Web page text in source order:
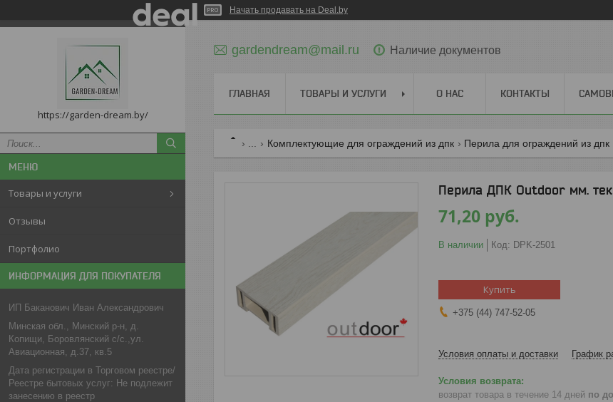
Начать продавать на Deal.by
https://garden-dream.by/
Товары и услуги
Отзывы
Портфолио
ИНФОРМАЦИЯ ДЛЯ ПОКУПАТЕЛЯ
ИП Баканович Иван Александрович
Минская обл., Минский р-н, д.
Копищи, Боровлянский с/с.,ул.
Авиационная, д.37, кв.5
Дата регистрации в Торговом реестре/
Реестре бытовых услуг: Не подлежит
занесению в реестр
gardendream@mail.ru Наличие документов
ГЛАВНАЯ ТОВАРЫ И УСЛУГИ О НАС КОНТАКТЫ
Комплектующие для ограждений из дпк Перила для ограждений из дпк
Перила ДПК Outdoor мм.
71,20 руб.
В наличии Код: DPK-2501
Купить
+375 (44) 747-52-05
Условия оплаты и доставки График
возврат товара в течение 14 дней по